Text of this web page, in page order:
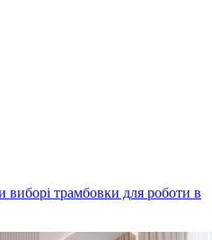
виборі трамбовки для роботи в